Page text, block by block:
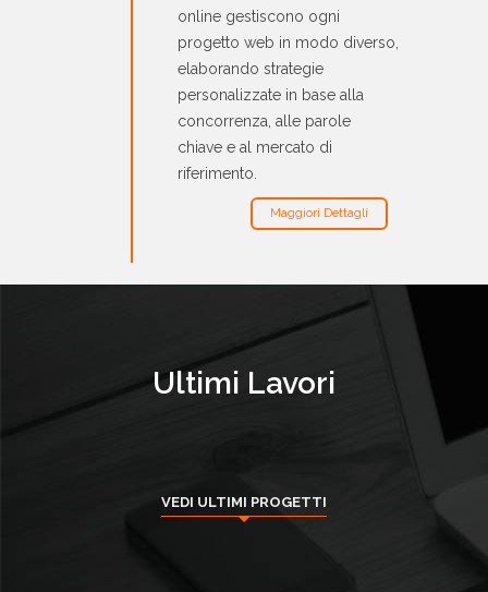
Maggiori Dettagli
online gestiscono ogni
progetto web in modo diverso,
elaborando strategie
personalizzate in base alla
concorrenza, alle parole
chiave e al mercato di
riferimento.
Ultimi Lavori
VEDI ULTIMI PROGETTI